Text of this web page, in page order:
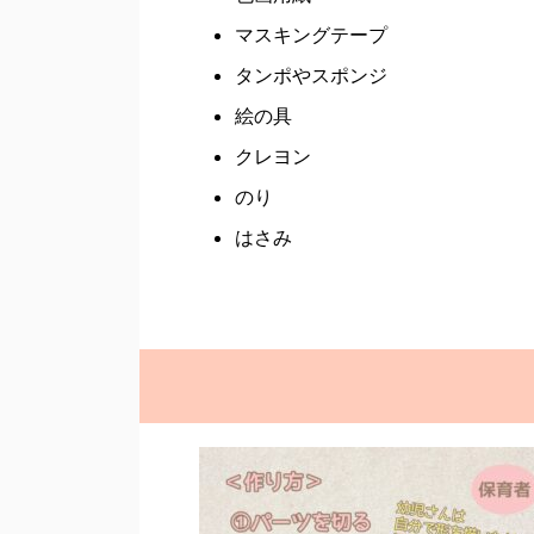
マスキングテープ
タンポやスポンジ
絵の具
クレヨン
のり
はさみ